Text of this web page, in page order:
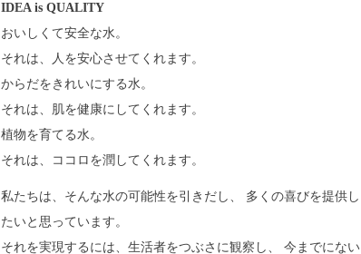
IDEA is QUALITY
おいしくて安全な水。
それは、人を安心させてくれます。
からだをきれいにする水。
それは、肌を健康にしてくれます。
植物を育てる水。
それは、ココロを潤してくれます。
私たちは、そんな水の可能性を引きだし、 多くの喜びを提供し
たいと思っています。
それを実現するには、生活者をつぶさに観察し、 今までにない